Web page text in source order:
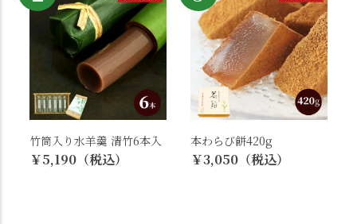
竹筒入り水羊羹 清竹6本入
￥5,190（税込）
本わらび餅420g
￥3,050（税込）